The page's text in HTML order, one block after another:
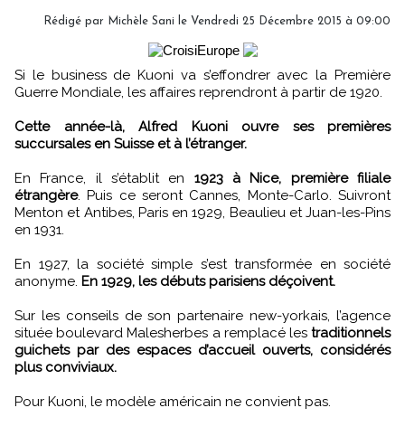
Rédigé par Michèle Sani le Vendredi 25 Décembre 2015 à 09:00
Si le business de Kuoni va s’effondrer avec la Première
Guerre Mondiale, les affaires reprendront à partir de 1920.
Cette année-là, Alfred Kuoni ouvre ses premières
succursales en Suisse et à l’étranger.
En France, il s’établit en 1923 à Nice, première filiale
étrangère. Puis ce seront Cannes, Monte-Carlo. Suivront
Menton et Antibes, Paris en 1929, Beaulieu et Juan-les-Pins
en 1931.
En 1927, la société simple s’est transformée en société
anonyme. En 1929, les débuts parisiens déçoivent.
Sur les conseils de son partenaire new-yorkais, l’agence
située boulevard Malesherbes a remplacé les traditionnels
guichets par des espaces d’accueil ouverts, considérés
plus conviviaux.
Pour Kuoni, le modèle américain ne convient pas.